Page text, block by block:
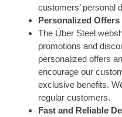
customers’ personal
Personalized
The Über Steel
promotions and
personalized offers
encourage our
exclusive benefits.
regular customers.
Fast and Reliable